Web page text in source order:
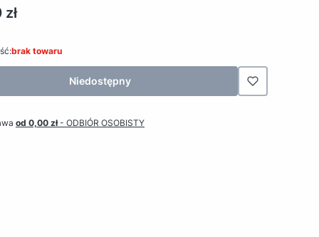
brak towaru
Niedostępny
od 0,00 zł- ODBIÓR OSOBISTY